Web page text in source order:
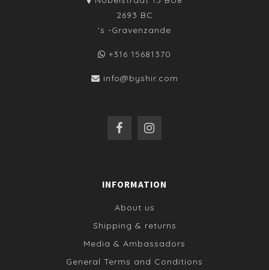
2693 BC
's -Gravenzande
+316 15681370
info@byshir.com
INFORMATION
About us
Shipping & returns
Media & Ambassadors
General Terms and Conditions